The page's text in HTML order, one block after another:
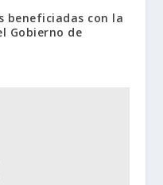
beneficiadas con la
Gobierno de